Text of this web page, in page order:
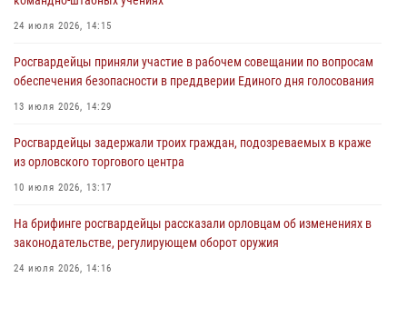
04 августа 2026, 14:06
предоставлении госуслуг
24 июля 2026, 14:15
Росгвардейцы приняли участие в рабочем совещании по вопросам
обеспечения безопасности в преддверии Единого дня голосования
13 июля 2026, 14:29
Росгвардейцы задержали троих граждан, подозреваемых в краже
из орловского торгового центра
10 июля 2026, 13:17
На брифинге росгвардейцы рассказали орловцам об изменениях в
законодательстве, регулирующем оборот оружия
24 июля 2026, 14:16